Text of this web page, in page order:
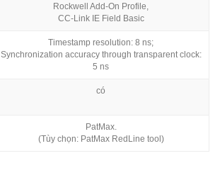
Rockwell Add-On Profile,
CC-Link IE Field Basic
Timestamp resolution: 8 ns;
Synchronization accuracy through transparent clock:
5 ns
có
PatMax.
(Tùy chọn: PatMax RedLine tool)